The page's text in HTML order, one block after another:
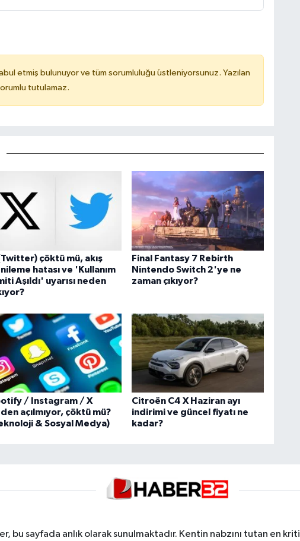
etmiş bulunuyor ve tüm sorumluluğu üstleniyorsunuz. Yazılan
tutulamaz.
çöktü mü, akış
hatası ve 'Kullanım
Aşıldı' uyarısı neden
Final Fantasy 7 Rebirth
Nintendo Switch 2'ye ne
zaman çıkıyor?
/ Instagram / X
açılmıyor, çöktü mü?
& Sosyal Medya)
Citroën C4 X Haziran ayı
indirimi ve güncel fiyatı ne
kadar?
bu sayfada anlık olarak sunulmaktadır. Kentin nabzını tutan en